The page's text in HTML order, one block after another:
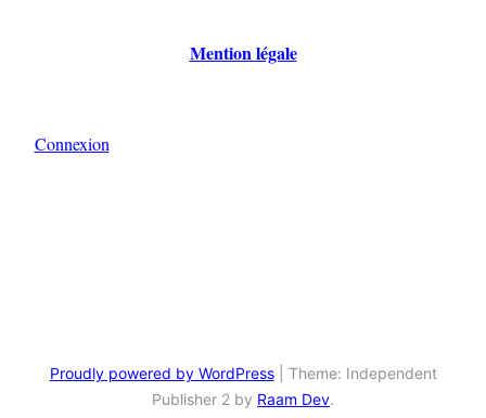
Mention légale
Connexion
Proudly powered by WordPress
Theme: Independent
Publisher 2 by Raam Dev.